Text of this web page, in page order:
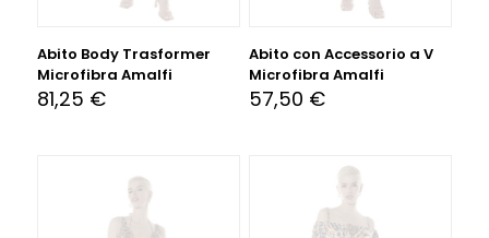
Abito Body Trasformer
Microfibra Amalfi
81,25 €
Abito con Accessorio a V
Microfibra Amalfi
57,50 €